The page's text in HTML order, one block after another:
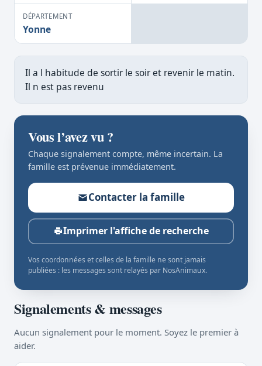
DÉPARTEMENT
Yonne
Il a l habitude de sortir le soir et revenir le matin.
Il n est pas revenu
Vous l’avez vu ?
Chaque signalement compte, même incertain. La
famille est prévenue immédiatement.
Contacter la famille
Imprimer l'affiche de recherche
Vos coordonnées et celles de la famille ne sont jamais
publiées : les messages sont relayés par NosAnimaux.
Signalements & messages
Aucun signalement pour le moment. Soyez le premier à
aider.